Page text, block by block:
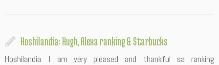
Hoshilandia: Hugh, Alexa ranking & Starbucks
Hoshilandia. I am very pleased and thankful sa ranking